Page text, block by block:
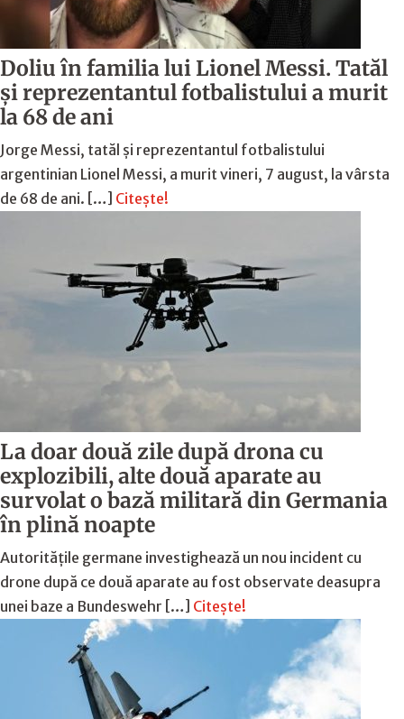
Doliu în familia lui Lionel Messi. Tatăl
și reprezentantul fotbalistului a murit
la 68 de ani
Jorge Messi, tatăl și reprezentantul fotbalistului
argentinian Lionel Messi, a murit vineri, 7 august, la vârsta
de 68 de ani. […] Citește!
La doar două zile după drona cu
explozibili, alte două aparate au
survolat o bază militară din Germania
în plină noapte
Autoritățile germane investighează un nou incident cu
drone după ce două aparate au fost observate deasupra
unei baze a Bundeswehr […] Citește!